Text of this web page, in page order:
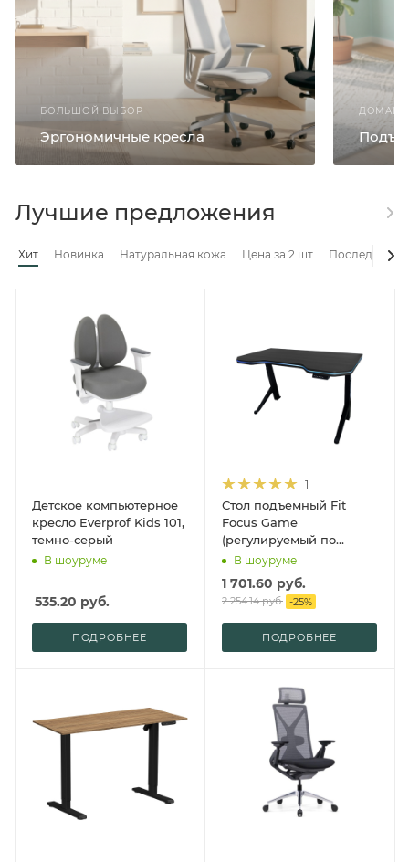
БОЛЬШОЙ ВЫБОР
Эргономичные кресла
Лучшие предложения
Хит Новинка Натуральная кожа Цена за 2 шт Последние
Детское компьютерное
кресло Everprof Kids 101,
темно-серый
В шоуруме
535.20 руб.
ПОДРОБНЕЕ
1
Стол подъемный Fit
Focus Game
(регулируемый по
высоте каркас арт.
9065261 и столешница
арт. 9101200)
В шоуруме
1 701.60 руб.
2 254.14руб. -25%
ПОДРОБНЕЕ